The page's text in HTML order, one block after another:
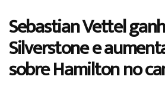
Sebastian Vettel
Silverstone e
sobre Hamilton no